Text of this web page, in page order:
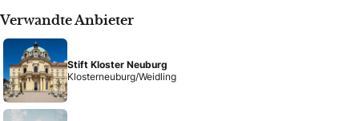
Verwandte Anbieter
Stift Kloster Neuburg
Klosterneuburg/Weidling